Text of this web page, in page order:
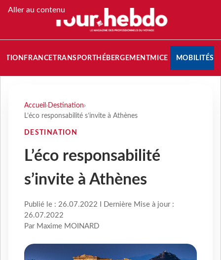
Aller au contenu
FRANCETRANSPORT HÉBERGEMENTMICE MOBILITÉS
Accueil › Destination›
L’éco responsabilité s’invite à Athènes
DESTINATION
L’éco responsabilité
s’invite à Athènes
Publié le : 26.07.2022 I Dernière Mise à jour :
26.07.2022
Par Maxime MOINARD